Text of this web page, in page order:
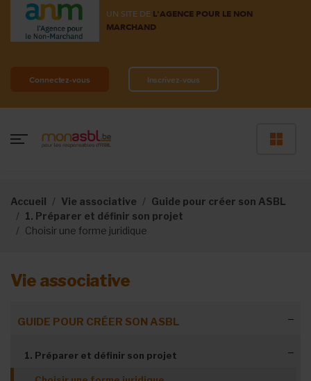
UN SITE DE L'AGENCE POUR LE NON
MARCHAND
Connectez-vous Inscrivez-vous
Accueil Vie associative
Guide pour créer son ASBL
1. Préparer et définir son projet
Choisir une forme juridique
Vie associative
GUIDE POUR CRÉER SON ASBL
1. Préparer et définir son projet